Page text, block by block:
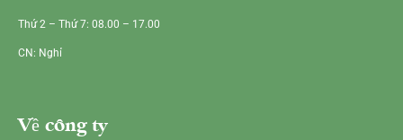
Thứ 2 – Thứ 7: 08.00 – 17.00
CN: Nghỉ
Về công ty